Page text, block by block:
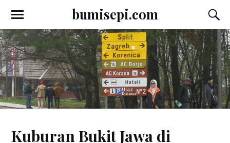
bumisepi.com
Kuburan Bukit Jawa di